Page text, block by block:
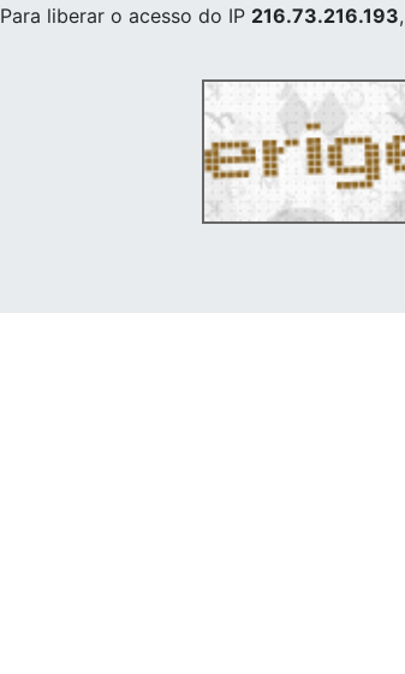
Para liberar o acesso do IP 216.73.216.193